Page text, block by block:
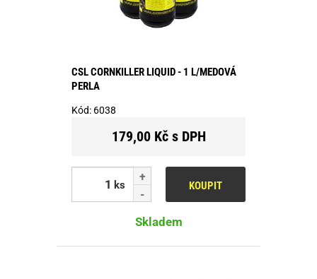
CSL CORNKILLER LIQUID - 1 L/MEDOVÁ
PERLA
Kód: 6038
179,00 Kč s DPH
ks KOUPIT
Skladem